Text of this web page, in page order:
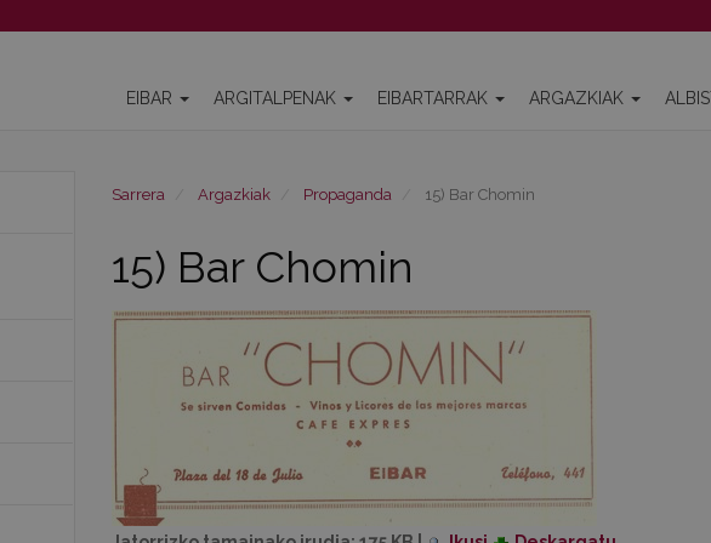
EIBAR ARGITALPENAK EIBARTARRAK ARGAZKIAK
Sarrera Argazkiak Propaganda 15) Bar Chomin
15) Bar Chomin